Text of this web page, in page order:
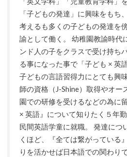
「子どもの発達」に興味をもち
考えるも多くの子どもの発達を
諭として働く。 幼稚園教諭時代
ンド人の子をクラスで受け持ち
る事になった事で「子ども × 英
子どもの言語習得力にとても興
師の資格（J-Shine）取得やオー
園での研修を受けるなどの為に
× 英語』について知りたく５年
民間英語学童に就職。 発達につ
くほど、『全ては繋がっている
りを活かせば日本語での関わり